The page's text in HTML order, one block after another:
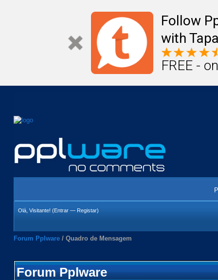
Follow
with
FREE -
Olá, Visitante! (Entrar — Registar)
Forum Pplware / Quadro de Mensagem
Forum Pplware